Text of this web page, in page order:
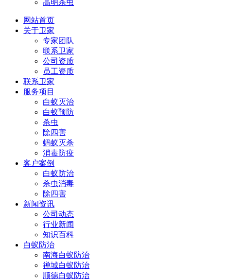
高明杀虫
网站首页
关于卫家
专家团队
联系卫家
公司资质
员工资质
联系卫家
服务项目
白蚁灭治
白蚁预防
杀虫
除四害
蚂蚁灭杀
消毒防疫
客户案例
白蚁防治
杀虫消毒
除四害
新闻资讯
公司动态
行业新闻
知识百科
白蚁防治
南海白蚁防治
禅城白蚁防治
顺德白蚁防治